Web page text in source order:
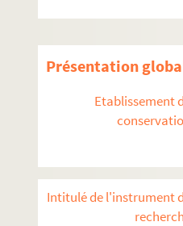
Présentation
Etablissement
Intitulé de l'instrument
Renard (2
Baron de
Ricotti (2
Revoil (1
Comte Riant